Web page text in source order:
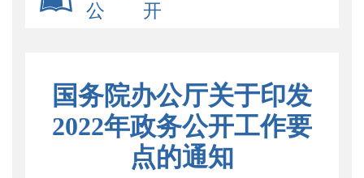
公 开
国务院办公厅关于印发
2022年政务公开工作要
点的通知